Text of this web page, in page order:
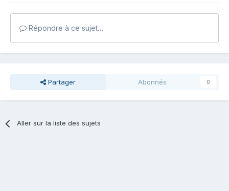
Répondre à ce sujet…
Partager Abonnés 0
Aller sur la liste des sujets